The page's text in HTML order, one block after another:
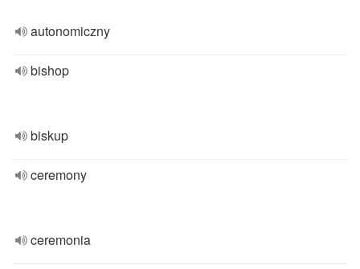
autonomiczny
bishop
biskup
ceremony
ceremonia